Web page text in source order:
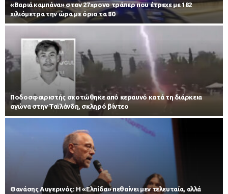
«Βαριά καμπάνα» στον 27χρονο τράπερ που έτρεχε με 182
χιλιόμετρα την ώρα με όριο τα 80
Ποδοσφαιριστής σκοτώθηκε από κεραυνό κατά τη διάρκεια
αγώνα στην Ταϊλάνδη, σκληρό βίντεο
Θανάσης Αυγερινός: Η «Ελπίδα» πεθαίνει μεν τελευταία, αλλά